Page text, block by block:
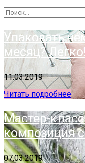
Упаковать
месяц?
11.03.2019
Читать подробнее
Мастер-
композиция
07.03.2019